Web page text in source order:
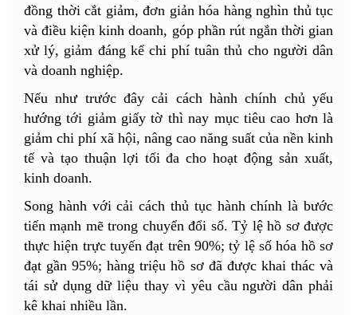
đồng thời cắt giảm, đơn giản hóa hàng nghìn thủ tục
và điều kiện kinh doanh, góp phần rút ngắn thời gian
xử lý, giảm đáng kể chi phí tuân thủ cho người dân
và doanh nghiệp.
Nếu như trước đây cải cách hành chính chủ yếu
hướng tới giảm giấy tờ thì nay mục tiêu cao hơn là
giảm chi phí xã hội, nâng cao năng suất của nền kinh
tế và tạo thuận lợi tối đa cho hoạt động sản xuất,
kinh doanh.
Song hành với cải cách thủ tục hành chính là bước
tiến mạnh mẽ trong chuyển đổi số. Tỷ lệ hồ sơ được
thực hiện trực tuyến đạt trên 90%; tỷ lệ số hóa hồ sơ
đạt gần 95%; hàng triệu hồ sơ đã được khai thác và
tái sử dụng dữ liệu thay vì yêu cầu người dân phải
kê khai nhiều lần.